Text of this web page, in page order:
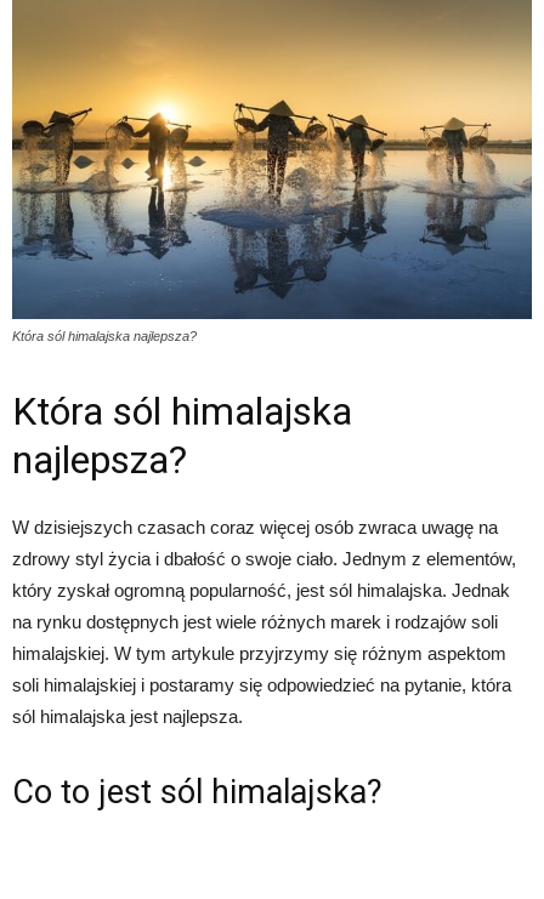
Która sól himalajska najlepsza?
Która sól himalajska
najlepsza?
W dzisiejszych czasach coraz więcej osób zwraca uwagę na
zdrowy styl życia i dbałość o swoje ciało. Jednym z elementów,
który zyskał ogromną popularność, jest sól himalajska. Jednak
na rynku dostępnych jest wiele różnych marek i rodzajów soli
himalajskiej. W tym artykule przyjrzymy się różnym aspektom
soli himalajskiej i postaramy się odpowiedzieć na pytanie, która
sól himalajska jest najlepsza.
Co to jest sól himalajska?